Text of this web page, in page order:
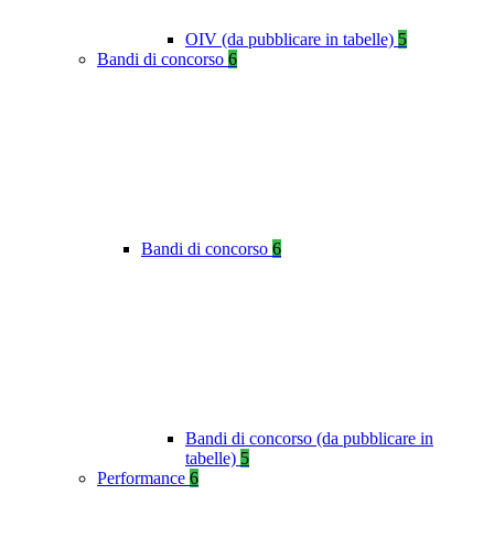
OIV (da pubblicare in tabelle) 5
Bandi di concorso 6
Bandi di concorso 6
Bandi di concorso (da pubblicare in
tabelle) 5
Performance 6